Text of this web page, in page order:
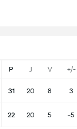
P J V +/-
31 20 8 3
22 20 5 -5